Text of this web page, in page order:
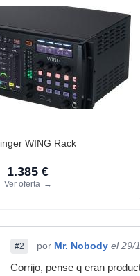
WING Rack
1.385 €
Ver oferta →
#2 por Mr. Nobody el 29/
Corrijo, pense q eran